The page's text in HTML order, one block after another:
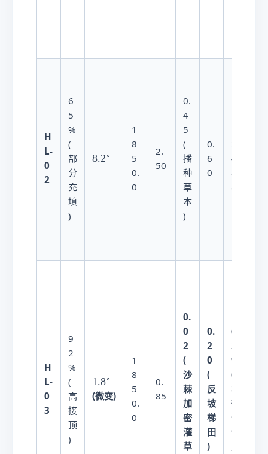
c
H
L-
0
2
6
5
%
(
部
分
充
填
)
8
c
8.2 ∘
1
8
5
0.
0
2.
50
0.
4
5
(
播
种
草
本
)
0.
6
0
2
4
8.
8
H
L-
0
3
9
2
%
(
高
接
顶
)
1
.
1.8∘
(微变)
1
8
5
0.
0
0.
85
0.
0
2
(
沙
棘
加
密
灌
草
0.
2
0
(
反
坡
梯
田
)
6.
2
9
(
极
微
侵
蚀